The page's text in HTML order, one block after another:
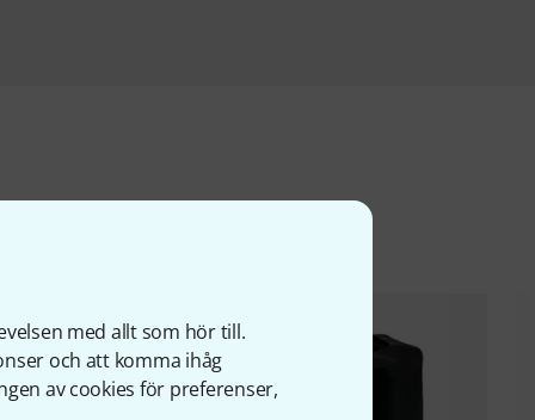
med allt som hör till.
och att komma ihåg
av cookies för preferenser,